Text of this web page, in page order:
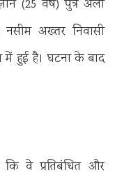
(25 वर्ष) पुत्र अली
अख्तर निवासी
में हुई है। घटना के बाद
वे प्रतिबंधित और